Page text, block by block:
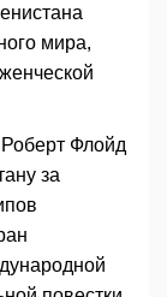
мира,
Флойд
за